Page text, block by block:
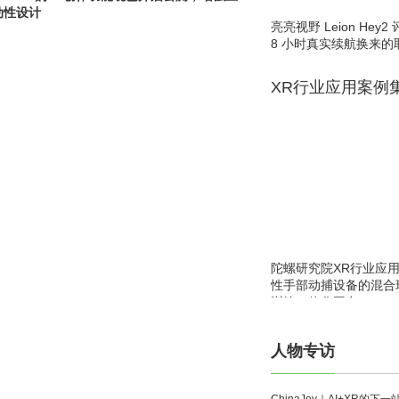
性设计
亮亮视野 Leion Hey2
8 小时真实续航换来的
XR行业应用案例
陀螺研究院XR行业应
性手部动捕设备的混
训练一体化平台
人物专访